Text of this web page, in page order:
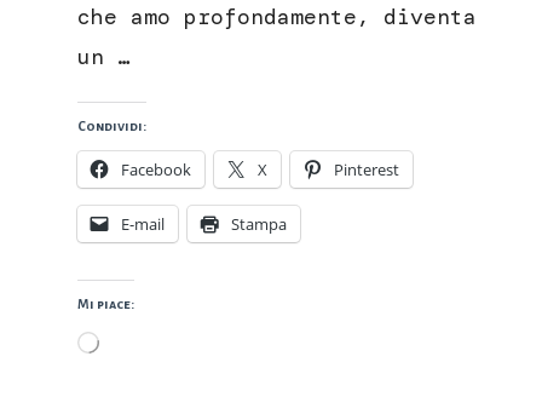
che amo profondamente, diventa
un …
Condividi:
Facebook X Pinterest
E-mail Stampa
Mi piace:
Caricamento